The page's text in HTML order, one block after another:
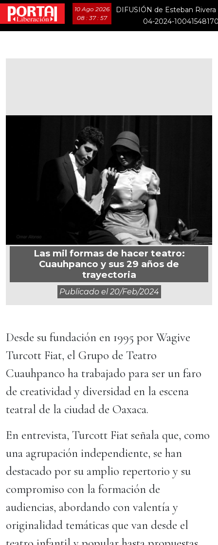
10 Ago 2026
08 : 37 : 58
DIFUSIÓN de Esteban Rivera
04-2024-
Las mil formas de hacer teatro:
Cuauhpanco y sus 29 años de
trayectoria
Publicado el20/feb/2024
Desde su fundación en 1995 por Wagive
Turcott Fiat, el Grupo de Teatro
Cuauhpanco ha trabajado para ser un faro
de creatividad y diversidad en la escena
teatral de la ciudad de Oaxaca.
En entrevista, Turcott Fiat señala que, como
una agrupación independiente, se han
destacado por su amplio repertorio y su
compromiso con la formación de
audiencias, abordando con valentía y
originalidad temáticas que van desde el